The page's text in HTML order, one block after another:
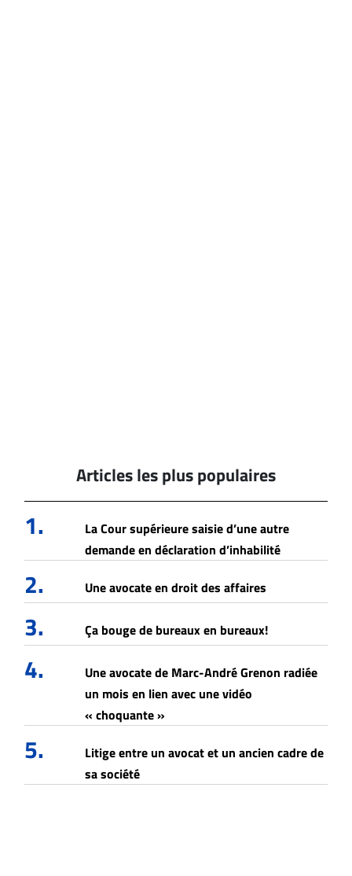
Articles les plus populaires
1.
La Cour supérieure saisie d’une autre
demande en déclaration d’inhabilité
2. Une avocate en droit des affaires
3. Ça bouge de bureaux en bureaux!
4.
Une avocate de Marc-André Grenon radiée
un mois en lien avec une vidéo
« choquante »
5.
Litige entre un avocat et un ancien cadre de
sa société